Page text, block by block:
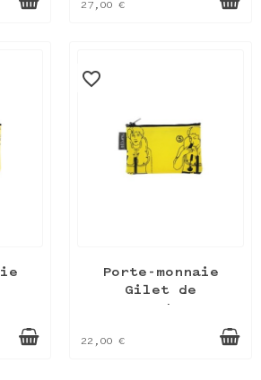
27,00 €
favorite_border
Porte-monnaie
Gilet de
sauvetage
22,00 €